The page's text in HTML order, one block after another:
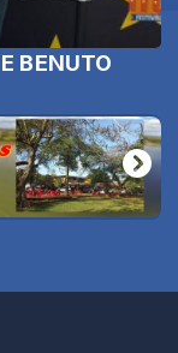
BENUTO